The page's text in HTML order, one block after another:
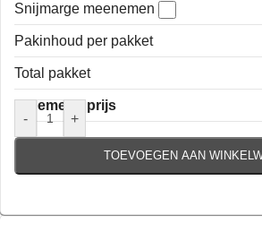
Snijmarge meenemen
Pakinhoud per pakket
Total pakket
Algemene prijs
-
+
TOEVOEGEN AAN